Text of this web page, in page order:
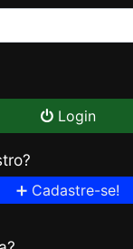
Login
➕ Cadastre-se!